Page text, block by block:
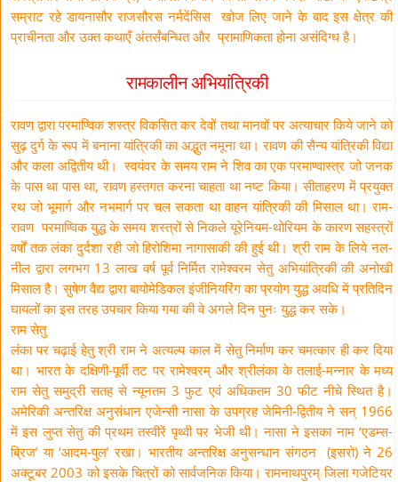
सम्राट रहे डायनासौर राजसौरस नर्मदेंसिस खोज लिए जाने के बाद इस क्षेत्र की
प्राचीनता और उक्त कथाएँ अंतर्संबन्धित और प्रामाणिकता होना असंदिग्ध है।
रामकालीन अभियांत्रिकी
रावण द्वारा परमाण्विक शस्त्र विकसित कर देवों तथा मानवों पर अत्याचार किये जाने को
सुढ़ दुर्ग के रूप में बनाना यांत्रिकी का अद्भुत नमूना था। रावण की सैन्य यांत्रिकी विद्या
और कला अद्वितीय थी। स्वयंवर के समय राम ने शिव का एक परमाण्वास्त्र जो जनक
के पास था पास था, रावण हस्तगत करना चाहता था नष्ट किया। सीताहरण में प्रयुक्त
रथ जो भूमार्ग और नभमार्ग पर चल सकता था वाहन यांत्रिकी की मिसाल था। राम-
रावण परमाण्विक युद्ध के समय शस्त्रों से निकले यूरेनियम-थोरियम के कारण सहस्त्रों
वर्षों तक लंका दुर्दशा रही जो हिरोशिमा नागासाकी की हुई थी। श्री राम के लिये नल-
नील द्वारा लगभग 13 लाख वर्ष पूर्व निर्मित रामेश्वरम सेतु अभियांत्रिकी की अनोखी
मिसाल है। सुषेण वैद्य द्वारा बायोमेडिकल इंजीनियरिंग का प्रयोग युद्ध अवधि में प्रतिदिन
घायलों का इस तरह उपचार किया गया की वे अगले दिन पुनः युद्ध कर सके।
राम सेतु
लंका पर चढ़ाई हेतु श्री राम ने अत्यल्प काल में सेतु निर्माण कर चमत्कार ही कर दिया
था। भारत के दक्षिणी-पूर्वी तट पर रामेश्वरम् और श्रीलंका के तलाई-मन्नार के मध्य
राम सेतु समुद्री सतह से न्यूनतम 3 फुट एवं अधिकतम 30 फीट नीचे स्थित है।
अमेरिकी अन्तरिक्ष अनुसंधान एजेन्सी नासा के उपग्रह जेमिनी-द्वितीय ने सन् 1966
में इस लुप्त सेतु की प्रथम तस्वीरें पृथ्वी पर भेजी थी। नासा ने इसका नाम ‘एडम्स-
ब्रिज’ या ‘आदम-पुल’ रखा। भारतीय अन्तरिक्ष अनुसन्धान संगठन (इसरो) ने 26
अक्टूबर 2003 को इसके चित्रों को सार्वजनिक किया। रामनाथपुरम् जिला गजेटियर